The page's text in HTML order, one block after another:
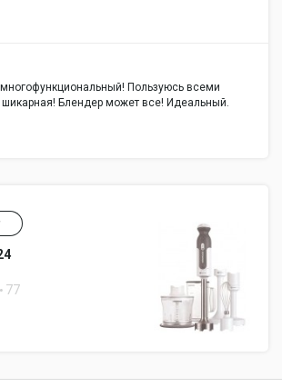
Пользуюсь всеми
Блендер может все! Идеальный.
77